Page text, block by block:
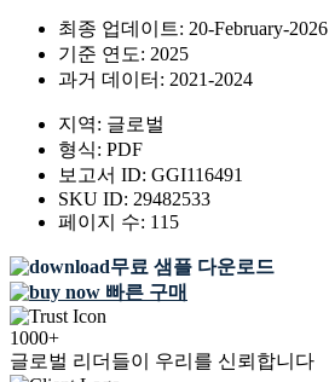
최종 업데이트: 20-February-2026
기준 연도: 2025
과거 데이터: 2021-2024
지역: 글로벌
형식: PDF
보고서 ID: GGI116491
SKU ID: 29482533
페이지 수: 115
무료 샘플 다운로드
빠른 구매
1000+
글로벌 리더들이 우리를 신뢰합니다